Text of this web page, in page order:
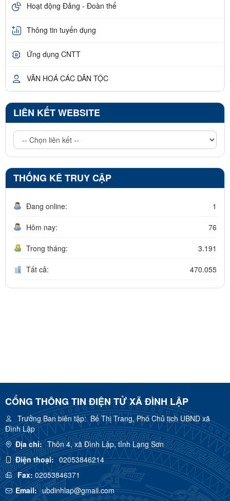
Hoạt động Đảng - Đoàn thể
Thông tin tuyển dụng
Ứng dụng CNTT
VĂN HOÁ CÁC DÂN TỘC
LIÊN KẾT WEBSITE
THỐNG KÊ TRUY CẬP
Đang online: 1
Hôm nay: 76
Trong tháng: 3.191
Tất cả: 470.055
CỔNG THÔNG TIN ĐIỆN TỬ XÃ ĐÌNH LẬP
Trưởng Ban biên tập:Bế Thị Trang, Phó Chủ tịch UBND xã
Đình Lập
Địa chỉ: Thôn 4, xã Đình Lập, tỉnh Lạng Sơn
Điện thoại: 02053846214
Fax:02053846371
Email: ubdinhlap@gmail.com